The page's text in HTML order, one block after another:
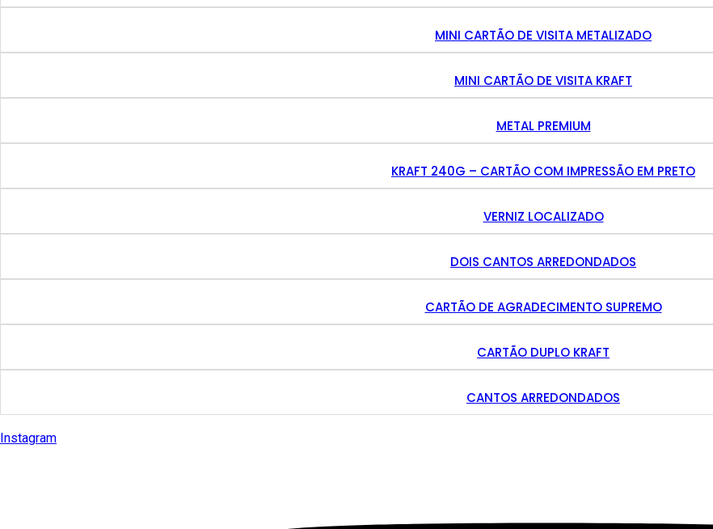
MINI CARTÃO DE VISITA METALIZADO
MINI CARTÃO DE VISITA KRAFT
METAL PREMIUM
KRAFT 240G – CARTÃO COM IMPRESSÃO EM PRETO
VERNIZ LOCALIZADO
DOIS CANTOS ARREDONDADOS
CARTÃO DE AGRADECIMENTO SUPREMO
CARTÃO DUPLO KRAFT
CANTOS ARREDONDADOS
Instagram